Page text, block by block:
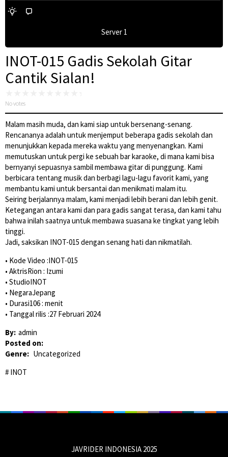
Server 1
INOT-015 Gadis Sekolah Gitar
Cantik Sialan!
No votes
Malam masih muda, dan kami siap untuk bersenang-senang.
Rencananya adalah untuk menjemput beberapa gadis sekolah dan
menunjukkan kepada mereka waktu yang menyenangkan. Kami
memutuskan untuk pergi ke sebuah bar karaoke, di mana kami bisa
bernyanyi sepuasnya sambil membawa gitar di punggung. Kami
berbicara tentang musik dan berbagi lagu-lagu favorit kami, yang
membantu kami untuk bersantai dan menikmati malam itu.
Seiring berjalannya malam, kami menjadi lebih berani dan lebih genit.
Ketegangan antara kami dan para gadis sangat terasa, dan kami tahu
bahwa inilah saatnya untuk membawa suasana ke tingkat yang lebih
tinggi.
Jadi, saksikan INOT-015 dengan senang hati dan nikmatilah.
• Kode Video :INOT-015
• AktrisRion : Izumi
• StudioINOT
• NegaraJepang
• Durasi106 : menit
• Tanggal rilis :27 Februari 2024
By: admin
Posted on:
Genre: Uncategorized
INOT
JAVRIDER INDONESIA 2025